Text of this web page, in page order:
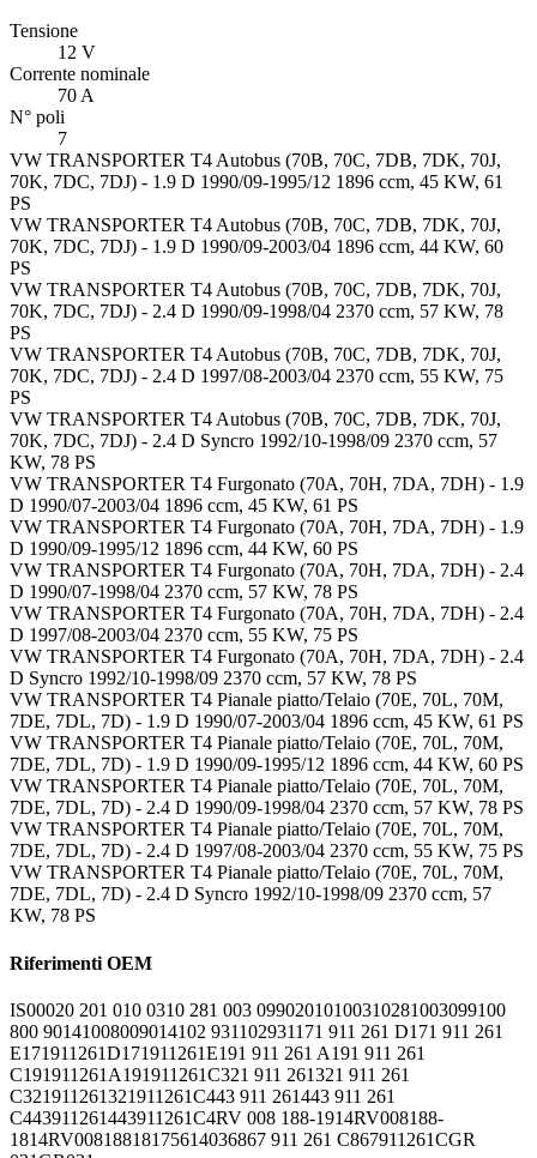
Tensione
12 V
Corrente nominale
70 A
N° poli
7
VW TRANSPORTER T4 Autobus (70B, 70C, 7DB, 7DK, 70J,
70K, 7DC, 7DJ) - 1.9 D 1990/09-1995/12 1896 ccm, 45 KW, 61
PS
VW TRANSPORTER T4 Autobus (70B, 70C, 7DB, 7DK, 70J,
70K, 7DC, 7DJ) - 1.9 D 1990/09-2003/04 1896 ccm, 44 KW, 60
PS
VW TRANSPORTER T4 Autobus (70B, 70C, 7DB, 7DK, 70J,
70K, 7DC, 7DJ) - 2.4 D 1990/09-1998/04 2370 ccm, 57 KW, 78
PS
VW TRANSPORTER T4 Autobus (70B, 70C, 7DB, 7DK, 70J,
70K, 7DC, 7DJ) - 2.4 D 1997/08-2003/04 2370 ccm, 55 KW, 75
PS
VW TRANSPORTER T4 Autobus (70B, 70C, 7DB, 7DK, 70J,
70K, 7DC, 7DJ) - 2.4 D Syncro 1992/10-1998/09 2370 ccm, 57
KW, 78 PS
VW TRANSPORTER T4 Furgonato (70A, 70H, 7DA, 7DH) - 1.9
D 1990/07-2003/04 1896 ccm, 45 KW, 61 PS
VW TRANSPORTER T4 Furgonato (70A, 70H, 7DA, 7DH) - 1.9
D 1990/09-1995/12 1896 ccm, 44 KW, 60 PS
VW TRANSPORTER T4 Furgonato (70A, 70H, 7DA, 7DH) - 2.4
D 1990/07-1998/04 2370 ccm, 57 KW, 78 PS
VW TRANSPORTER T4 Furgonato (70A, 70H, 7DA, 7DH) - 2.4
D 1997/08-2003/04 2370 ccm, 55 KW, 75 PS
VW TRANSPORTER T4 Furgonato (70A, 70H, 7DA, 7DH) - 2.4
D Syncro 1992/10-1998/09 2370 ccm, 57 KW, 78 PS
VW TRANSPORTER T4 Pianale piatto/Telaio (70E, 70L, 70M,
7DE, 7DL, 7D) - 1.9 D 1990/07-2003/04 1896 ccm, 45 KW, 61 PS
VW TRANSPORTER T4 Pianale piatto/Telaio (70E, 70L, 70M,
7DE, 7DL, 7D) - 1.9 D 1990/09-1995/12 1896 ccm, 44 KW, 60 PS
VW TRANSPORTER T4 Pianale piatto/Telaio (70E, 70L, 70M,
7DE, 7DL, 7D) - 2.4 D 1990/09-1998/04 2370 ccm, 57 KW, 78 PS
VW TRANSPORTER T4 Pianale piatto/Telaio (70E, 70L, 70M,
7DE, 7DL, 7D) - 2.4 D 1997/08-2003/04 2370 ccm, 55 KW, 75 PS
VW TRANSPORTER T4 Pianale piatto/Telaio (70E, 70L, 70M,
7DE, 7DL, 7D) - 2.4 D Syncro 1992/10-1998/09 2370 ccm, 57
KW, 78 PS
Riferimenti OEM
IS00020 201 010 0310 281 003 09902010100310281003099100
800 90141008009014102 931102931171 911 261 D171 911 261
E171911261D171911261E191 911 261 A191 911 261
C191911261A191911261C321 911 261321 911 261
C321911261321911261C443 911 261443 911 261
C443911261443911261C4RV 008 188-1914RV008188-
1814RV008188181 75614036867 911 261 C867911261CGR